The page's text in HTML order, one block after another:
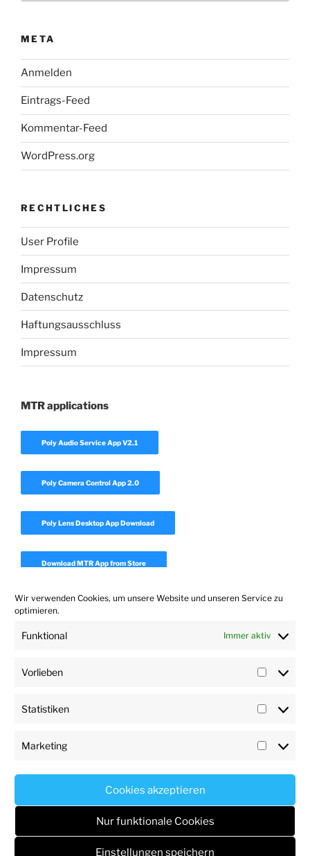
Wir verwenden Cookies, um unsere Website und unseren Service zu
optimieren.
Funktional Immer aktiv
Vorlieben
Statistiken
Marketing
Cookies akzeptieren
Nur funktionale Cookies
Einstellungen speichern
META
Anmelden
Eintrags-Feed
Kommentar-Feed
WordPress.org
RECHTLICHES
User Profile
Impressum
Datenschutz
Haftungsausschluss
Impressum
MTR applications
Poly Audio Service App V2.1
Poly Camera Control App 2.0
Poly Lens Desktop App Download
Download MTR App from Store
Download Realpresence Desktop
User
Profile
Stolz präsentiert von WordPress